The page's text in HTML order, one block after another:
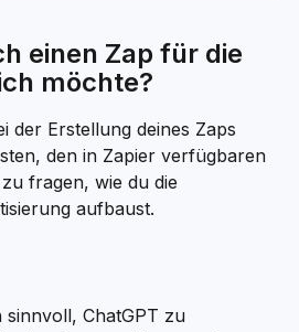
einen Zap für die
möchte?
der Erstellung deines Zaps
den in Zapier verfügbaren
fragen, wie du die
aufbaust.
ChatGPT zu